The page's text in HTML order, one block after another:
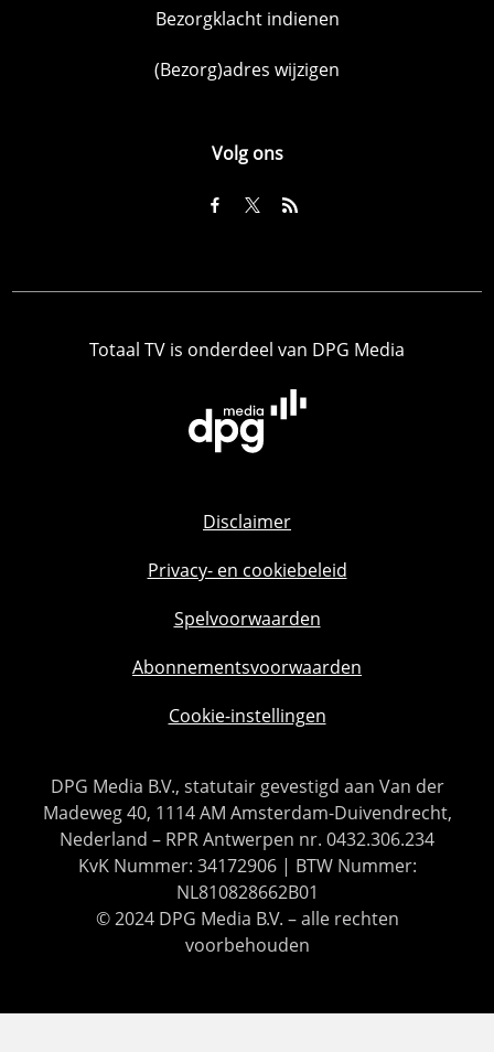
Bezorgklacht indienen
(Bezorg)adres wijzigen
Volg ons
Totaal TV is onderdeel van DPG Media
Disclaimer
Privacy- en cookiebeleid
Spelvoorwaarden
Abonnementsvoorwaarden
Cookie-instellingen
DPG Media B.V., statutair gevestigd aan Van der
Madeweg 40, 1114 AM Amsterdam-Duivendrecht,
Nederland – RPR Antwerpen nr. 0432.306.234
KvK Nummer: 34172906 | BTW Nummer:
NL810828662B01
© 2024 DPG Media B.V. – alle rechten
voorbehouden